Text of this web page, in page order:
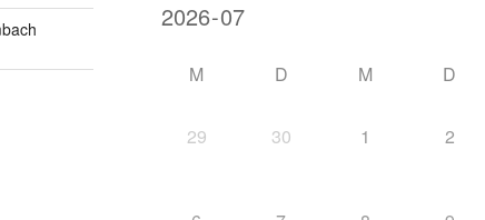
M D M D
29 30 1 2